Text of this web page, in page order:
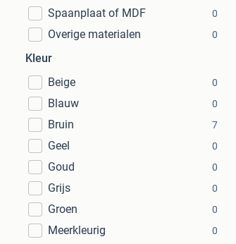
Spaanplaat of MDF 0
Overige materialen 0
Kleur
Beige
0
Blauw 0
Bruin 7
Geel 0
Goud 0
Grijs 0
Groen 0
Meerkleurig 0